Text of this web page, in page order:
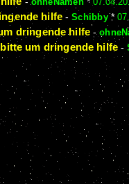
hilfe -Schibby*
dringende hilfe -
um dringende hilfe -